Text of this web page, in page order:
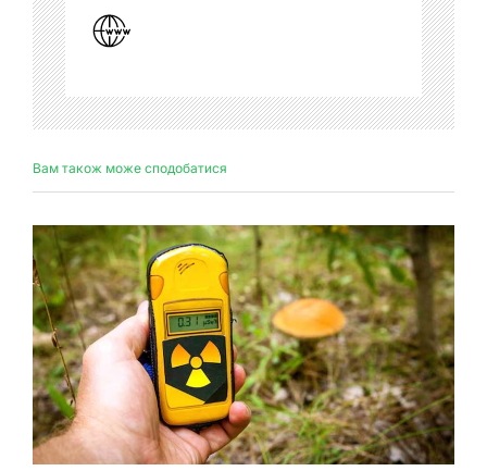
Вам також може сподобатися